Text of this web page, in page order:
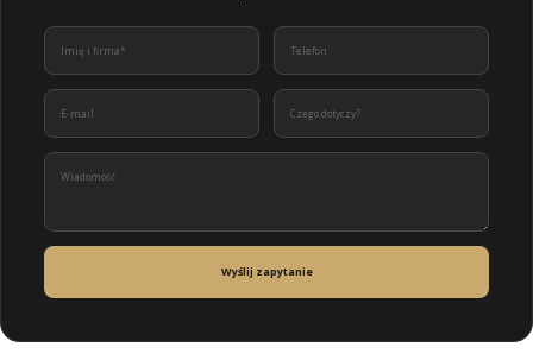
Wyślij zapytanie